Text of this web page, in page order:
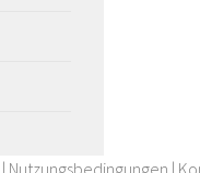
| Nutzungsbedingungen |